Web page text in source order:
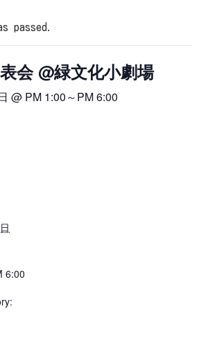
passed.
会 @緑文化小劇場
@ PM 1:00～PM 6:00
6:00